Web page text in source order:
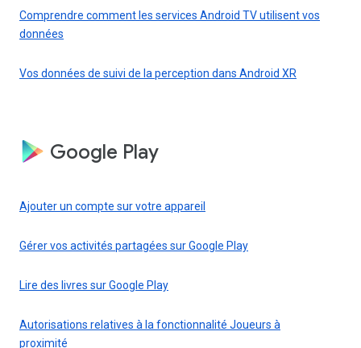
Comprendre comment les services Android TV utilisent vos
données
Vos données de suivi de la perception dans Android XR
Google Play
Ajouter un compte sur votre appareil
Gérer vos activités partagées sur Google Play
Lire des livres sur Google Play
Autorisations relatives à la fonctionnalité Joueurs à
proximité